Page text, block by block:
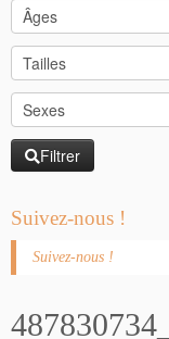
Filtrer
Suivez-nous !
Suivez-nous !